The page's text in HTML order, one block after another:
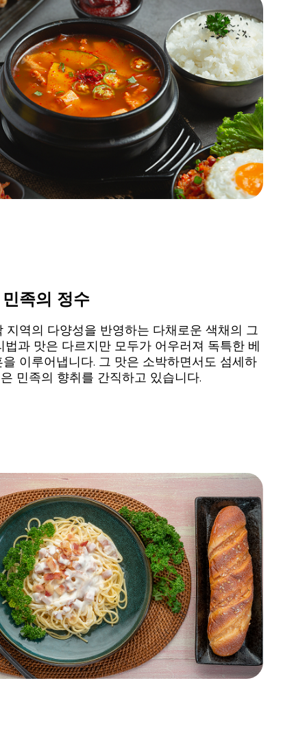
족의 정수
지역의 다양성을 반영하는 다채로운 색채의 그
법과 맛은 다르지만 모두가 어우러져 독특한 베
이루어냅니다. 그 맛은 소박하면서도 섬세하
민족의 향취를 간직하고 있습니다.